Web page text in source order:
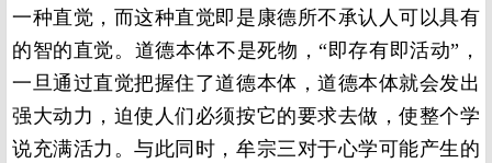
一种直觉，而这种直觉即是康德所不承认人可以具有
的智的直觉。道德本体不是死物，“即存有即活动”，
一旦通过直觉把握住了道德本体，道德本体就会发出
强大动力，迫使人们必须按它的要求去做，使整个学
说充满活力。与此同时，牟宗三对于心学可能产生的